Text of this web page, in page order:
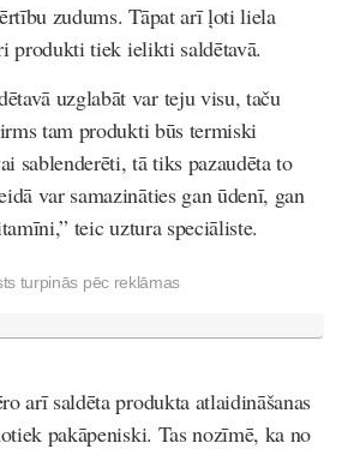
zudums. Tāpat arī ļoti liela
produkti tiek ielikti saldētavā.
uzglabāt var teju visu, taču
tam produkti būs termiski
sablenderēti, tā tiks pazaudēta to
var samazināties gan ūdenī, gan
teic uztura speciāliste.
turpinās pēc reklāmas
arī saldēta produkta atlaidināšanas
pakāpeniski. Tas nozīmē, ka no